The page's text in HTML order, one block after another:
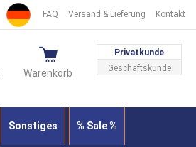
FAQ Versand & Lieferung Kontakt
Privatkunde
Geschäftskunde
Warenkorb
Sonstiges % Sale %